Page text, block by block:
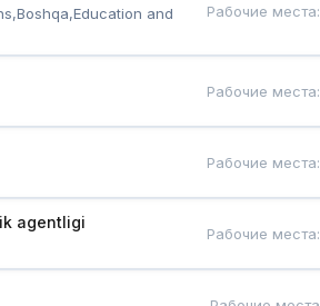
and
Рабочие места:
Рабочие места:
Рабочие места:
agentligi
Рабочие места: